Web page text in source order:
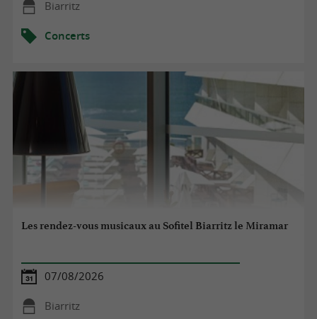
Biarritz
Concerts
Les rendez-vous musicaux au Sofitel Biarritz le Miramar
07/08/2026
Biarritz